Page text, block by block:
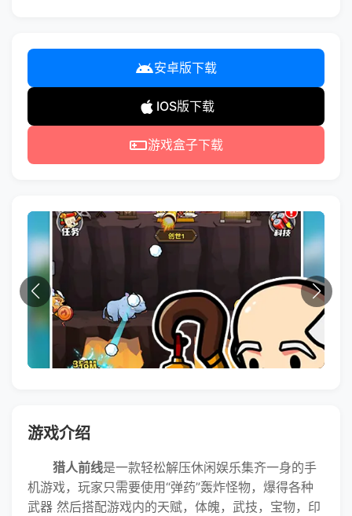
安卓版下载
IOS版下载
游戏盒子下载
游戏介绍
猎人前线是一款轻松解压休闲娱乐集齐一身的手
机游戏，玩家只需要使用“弹药”轰炸怪物，爆得各种
武器 然后搭配游戏内的天赋，体魄，武技，宝物，印